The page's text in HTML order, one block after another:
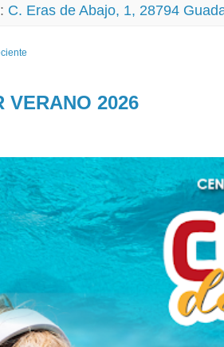
C. Eras de Abajo, 1, 28794
VERANO 2026